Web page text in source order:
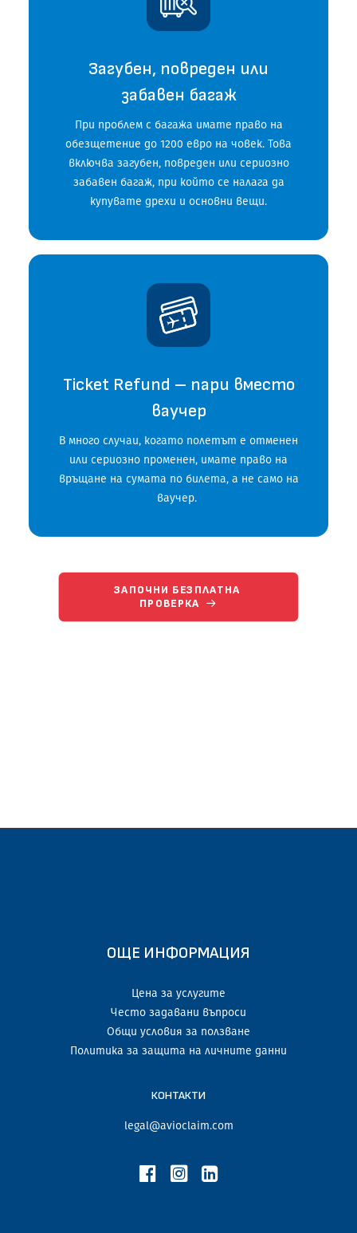
Загубен, повреден или
забавен багаж
При проблем с багажа имате право на
обезщетение до 1200 евро на човек. Това
включва загубен, повреден или сериозно
забавен багаж, при който се налага да
купувате дрехи и основни вещи.
Ticket Refund – пари вместо
ваучер
В много случаи, когато полетът е отменен
или сериозно променен, имате право на
връщане на сумата по билета, а не само на
ваучер.
ЗАПОЧНИ БЕЗПЛАТНА
ПРОВЕРКА
ОЩЕ ИНФОРМАЦИЯ
Цена за услугите
Често задавани въпроси
Общи условия за ползване
Политика за защита на личните данни
КОНТАКТИ
legal@avioclaim.com